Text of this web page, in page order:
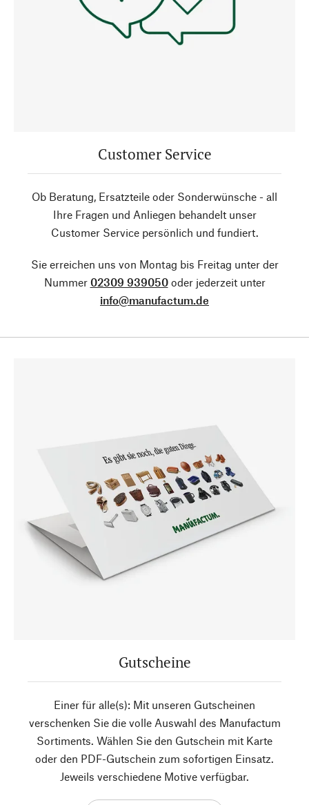
Customer Service
Ob Beratung, Ersatzteile oder Sonderwünsche - all
Ihre Fragen und Anliegen behandelt unser
Customer Service persönlich und fundiert.
Sie erreichen uns von Montag bis Freitag unter der
Nummer 02309 939050oder jederzeit unter
info@manufactum.de
Gutscheine
Einer für alle(s): Mit unseren Gutscheinen
verschenken Sie die volle Auswahl des Manufactum
Sortiments. Wählen Sie den Gutschein mit Karte
oder den PDF-Gutschein zum sofortigen Einsatz.
Jeweils verschiedene Motive verfügbar.